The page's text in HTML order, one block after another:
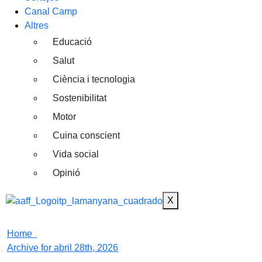
Canal Camp
Altres
Educació
Salut
Ciència i tecnologia
Sostenibilitat
Motor
Cuina conscient
Vida social
Opinió
X
Home
Archive for abril 28th, 2026